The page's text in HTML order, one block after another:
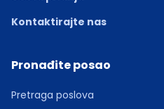
Kontaktirajte nas
Pronađite posao
Pretraga poslova